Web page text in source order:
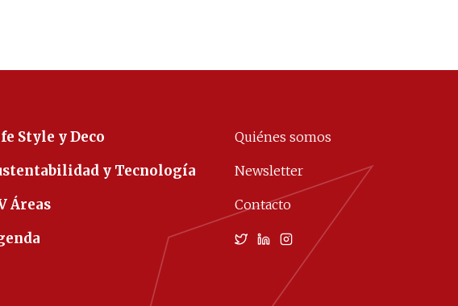
Style y Deco
y Tecnología
Áreas
Quiénes somos
Newsletter
Contacto